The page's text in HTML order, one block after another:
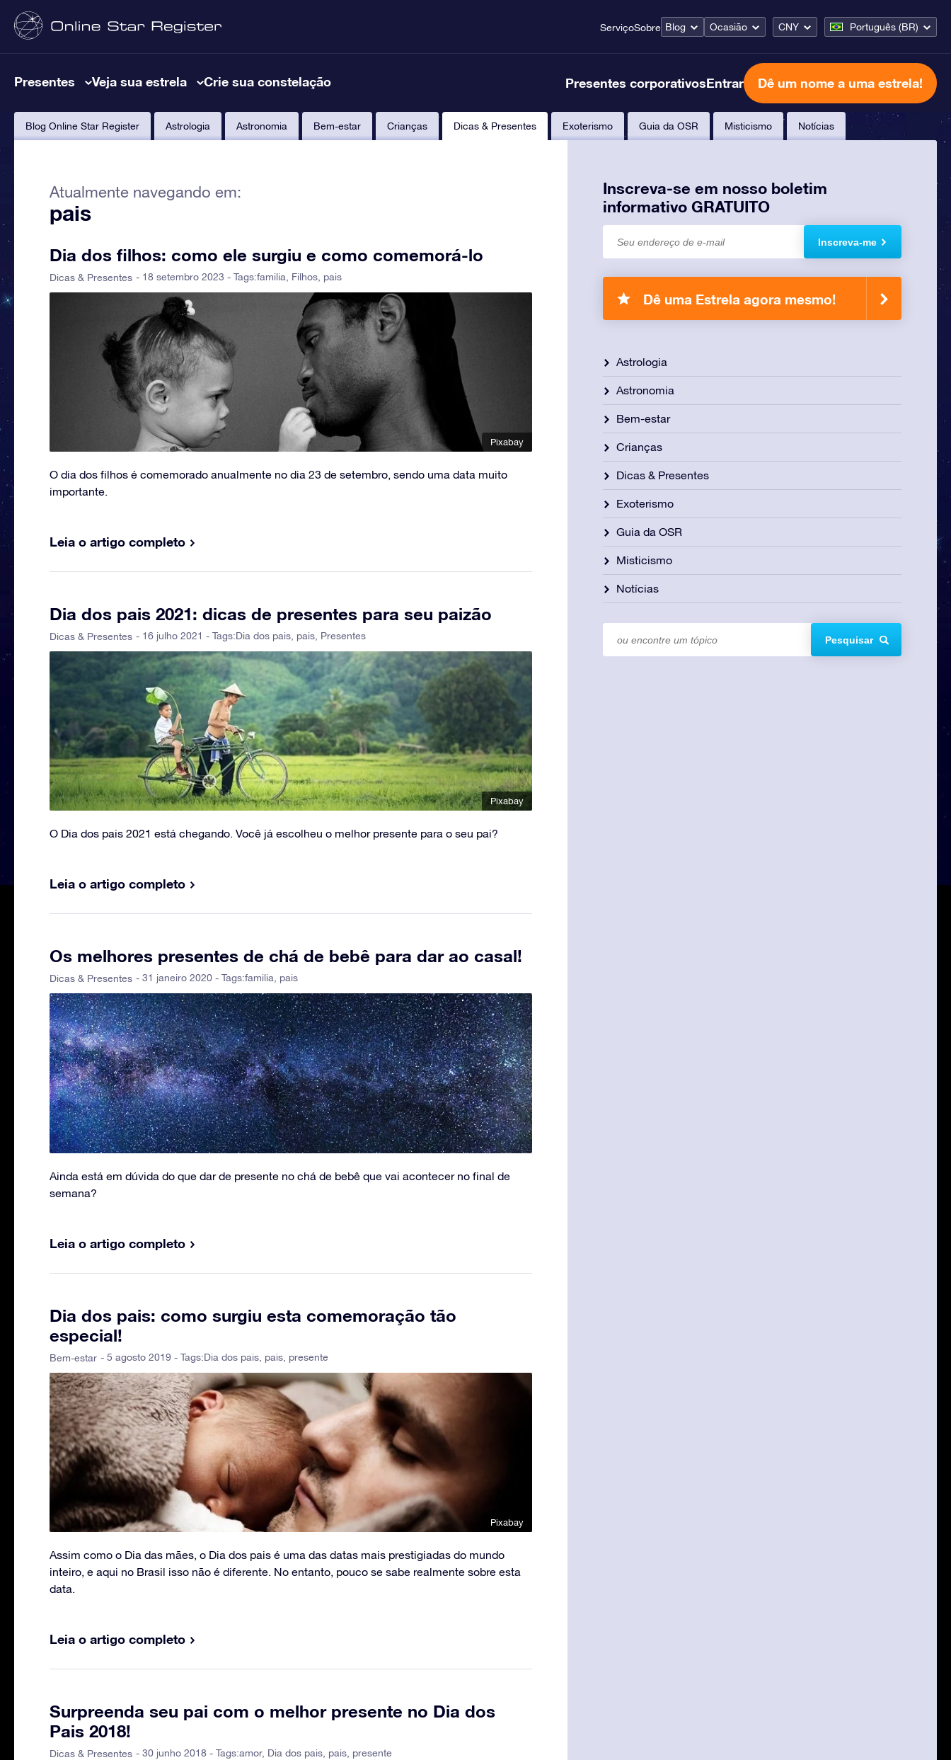
ServiçoSobre Blog Ocasião CNY Português (BR)
Presentes Veja sua estrela Crie sua constelação Presentes corporativosEntrar Dê um nome a uma estrela!
Blog Online Star Register Astrologia Astronomia Bem-estar Crianças Dicas & Presentes Exoterismo Guia da OSR Misticismo Notícias
Atualmente navegando em:
pais
Dia dos filhos: como ele surgiu e como comemorá-lo
Dicas & Presentes - 18 setembro 2023 - Tags:familia Filhos pais
Pixabay
O dia dos filhos é comemorado anualmente no dia 23 de setembro, sendo uma data muito
importante.
Leia o artigo completo
Dia dos pais 2021: dicas de presentes para seu paizão
Dicas & Presentes - 16 julho 2021 - Tags:Dia dos pais pais Presentes
Pixabay
O Dia dos pais 2021 está chegando. Você já escolheu o melhor presente para o seu pai?
Leia o artigo completo
Os melhores presentes de chá de bebê para dar ao casal!
Dicas & Presentes - 31 janeiro 2020 - Tags:familia, pais
Ainda está em dúvida do que dar de presente no chá de bebê que vai acontecer no final de
semana?
Leia o artigo completo
Dia dos pais: como surgiu esta comemoração tão
especial!
Bem-estar - 5 agosto 2019 - Tags:Dia dos pais pais presente
Pixabay
Assim como o Dia das mães, o Dia dos pais é uma das datas mais prestigiadas do mundo
inteiro, e aqui no Brasil isso não é diferente. No entanto, pouco se sabe realmente sobre esta
data.
Leia o artigo completo
Surpreenda seu pai com o melhor presente no Dia dos
Pais 2018!
Dicas & Presentes - 30 junho 2018 - Tags:amor, Dia dos pais pais presente
Inscreva-se em nosso boletim
informativo GRATUITO
Inscreva-me
Dê uma Estrela agora mesmo!
Astrologia
Astronomia
Bem-estar
Crianças
Dicas & Presentes
Exoterismo
Guia da OSR
Misticismo
Notícias
Pesquisar